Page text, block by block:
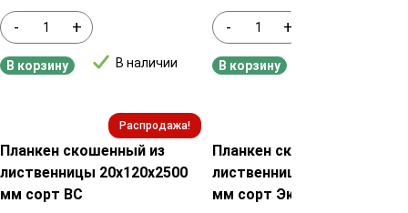
- +
В наличии
В корзину
- +
В корзину
Распродажа!
Планкен скошенный из
лиственницы 20х120х2500
мм сорт ВС
Планкен скошенный из
лиственницы 20х140х4000
мм сорт Экстра